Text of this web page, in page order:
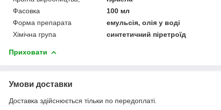
Фасовка
100 мл
Форма препарата
емульсія, олія у воді
Хімічна група
синтетичний піретроїд
Приховати
Умови доставки
Доставка здійснюється тільки по передоплаті.